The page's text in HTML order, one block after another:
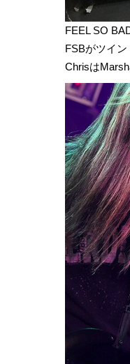
FEEL SO
FSBがツイ
Chrisは